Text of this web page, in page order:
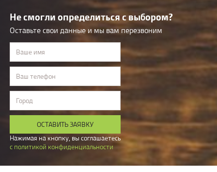
Не смогли определиться с выбором?
Оставьте свои данные и мы вам перезвоним
Ваше имя
Ваш телефон
Город
ОСТАВИТЬ ЗАЯВКУ
Нажимая на кнопку, вы соглашаетесь
с политикой конфиденциальности